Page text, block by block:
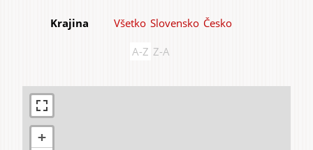
Na seba
Krajina Všetko Slovensko Česko
A-Z Z-A